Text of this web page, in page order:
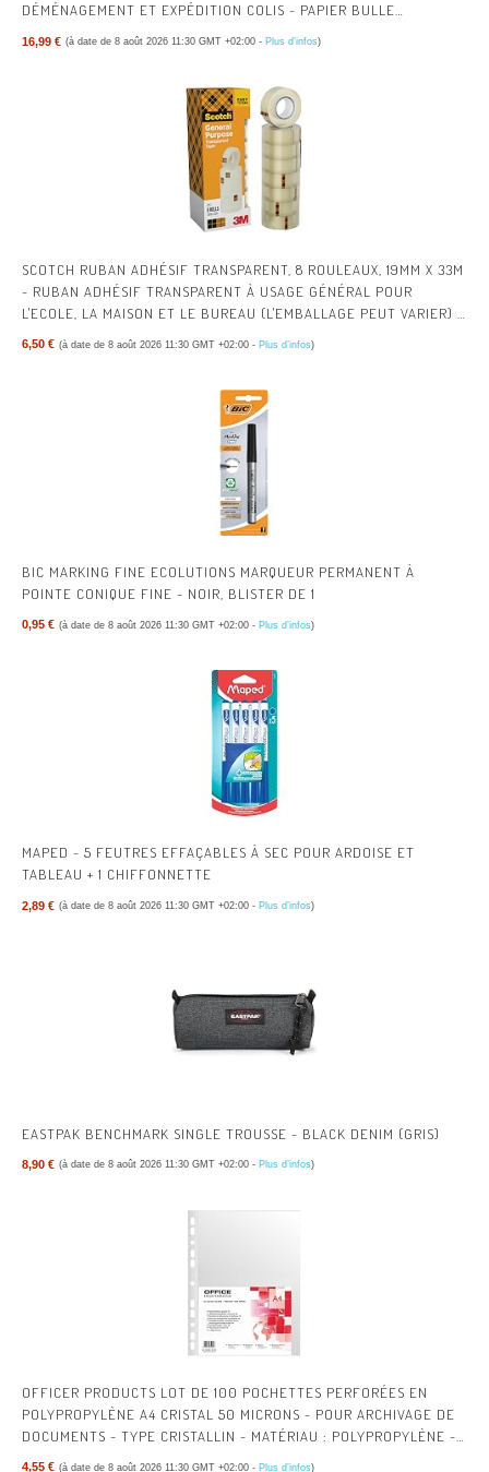
DÉMÉNAGEMENT ET EXPÉDITION COLIS - PAPIER BULLE
ÉPAISSEUR RENFORCÉE
16,99 € (à date de 8 août 2026 11:30 GMT +02:00 - Plus d’infos)
SCOTCH RUBAN ADHÉSIF TRANSPARENT, 8 ROULEAUX, 19MM X 33M
- RUBAN ADHÉSIF TRANSPARENT À USAGE GÉNÉRAL POUR
L'ECOLE, LA MAISON ET LE BUREAU (L'EMBALLAGE PEUT VARIER) |
6,50 € (à date de 8 août 2026 11:30 GMT +02:00 - Plus d’infos)
BIC MARKING FINE ECOLUTIONS MARQUEUR PERMANENT À
POINTE CONIQUE FINE - NOIR, BLISTER DE 1
0,95 € (à date de 8 août 2026 11:30 GMT +02:00 - Plus d’infos)
MAPED - 5 FEUTRES EFFAÇABLES À SEC POUR ARDOISE ET
TABLEAU + 1 CHIFFONNETTE
2,89 € (à date de 8 août 2026 11:30 GMT +02:00 - Plus d’infos)
EASTPAK BENCHMARK SINGLE TROUSSE - BLACK DENIM (GRIS)
8,90 € (à date de 8 août 2026 11:30 GMT +02:00 - Plus d’infos)
OFFICER PRODUCTS LOT DE 100 POCHETTES PERFORÉES EN
POLYPROPYLÈNE A4 CRISTAL 50 MICRONS - POUR ARCHIVAGE DE
DOCUMENTS - TYPE CRISTALLIN - MATÉRIAU : POLYPROPYLÈNE -
4,55 € (à date de 8 août 2026 11:30 GMT +02:00 - Plus d’infos)